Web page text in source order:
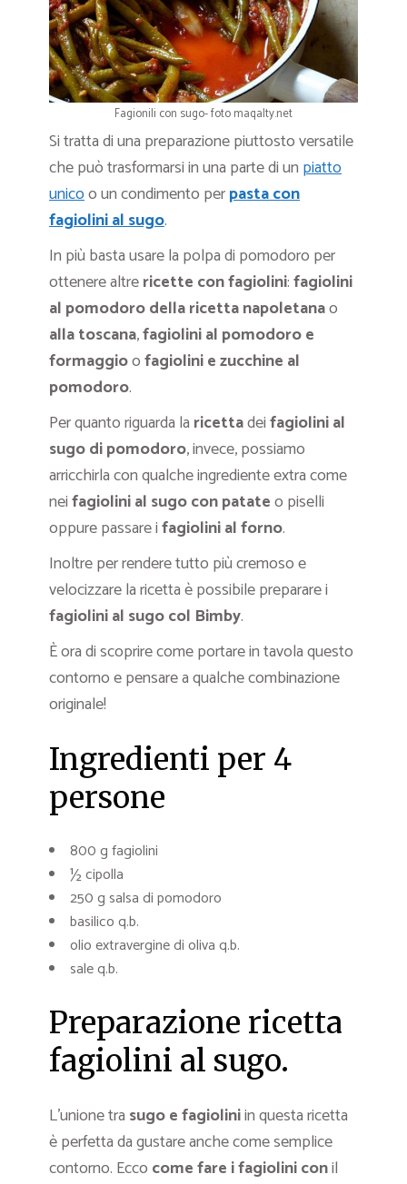
Fagionili con sugo- foto maqalty.net
Si tratta di una preparazione piuttosto versatile
che può trasformarsi in una parte di un piatto
unicoo un condimento perpasta con
fagiolini al sugo.
In più basta usare la polpa di pomodoro per
ottenere altrericette con fagiolini:fagiolini
al pomodoro della ricetta napoletanao
alla toscana,fagiolini al pomodoro e
formaggioofagiolini e zucchine al
pomodoro.
Per quanto riguarda la ricettadeifagiolini al
sugo di pomodoro, invece, possiamo
arricchirla con qualche ingrediente extra come
neifagiolini al sugo con patateo piselli
oppure passare ifagiolini al forno.
Inoltre per rendere tutto più cremoso e
velocizzare la ricetta è possibile preparare i
fagiolini al sugo col Bimby.
È ora di scoprire come portare in tavola questo
contorno e pensare a qualche combinazione
originale!
Ingredienti per 4
persone
800 g fagiolini
½ cipolla
250 g salsa di pomodoro
basilico q.b.
olio extravergine di oliva q.b.
sale q.b.
Preparazione ricetta
fagiolini al sugo.
L’unione tra sugo e fagioliniin questa ricetta
è perfetta da gustare anche come semplice
contorno. Ecco come fare i fagiolini conil